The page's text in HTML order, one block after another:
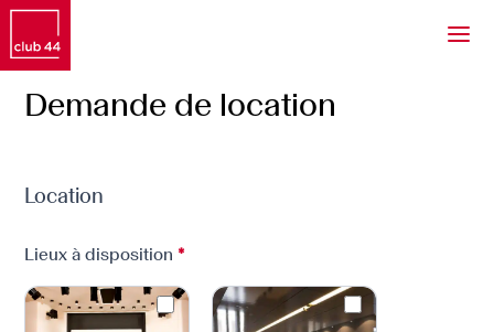
Demande de location
de
Location
Lieux à disposition *